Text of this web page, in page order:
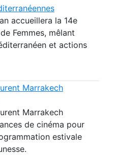
accueillera la 14e
Femmes, mêlant
et actions
Marrakech
Marrakech
de cinéma pour
estivale